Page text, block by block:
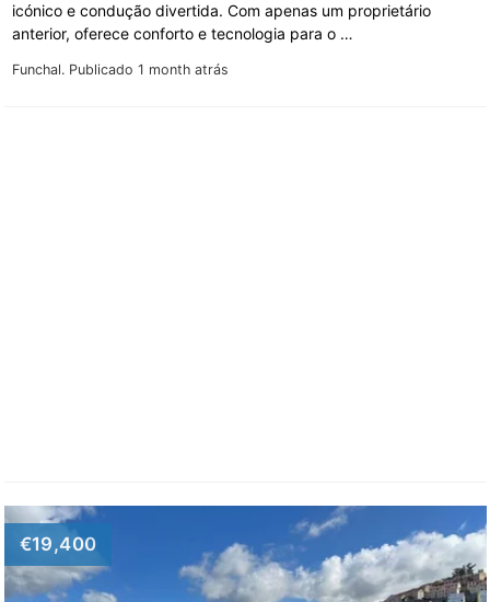
Funchal. Publicado 1 month atrás
icónico e condução divertida. Com apenas um proprietário
anterior, oferece conforto e tecnologia para o …
€19,400